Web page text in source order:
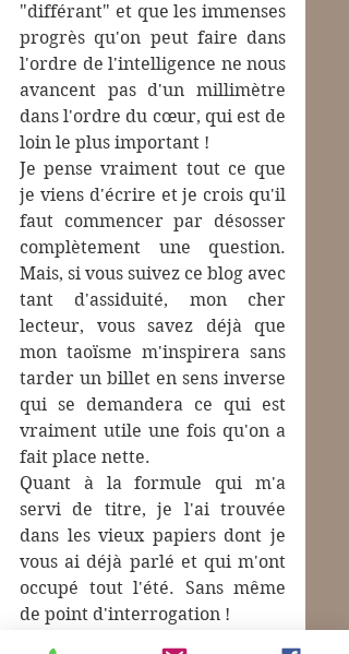
"différant" et que les immenses
progrès qu'on peut faire dans
l'ordre de l'intelligence ne nous
avancent pas d'un millimètre
dans l'ordre du cœur, qui est de
loin le plus important !
Je pense vraiment tout ce que
je viens d'écrire et je crois qu'il
faut commencer par désosser
complètement une question.
Mais, si vous suivez ce blog avec
tant d'assiduité, mon cher
lecteur, vous savez déjà que
mon taoïsme m'inspirera sans
tarder un billet en sens inverse
qui se demandera ce qui est
vraiment utile une fois qu'on a
fait place nette.
Quant à la formule qui m'a
servi de titre, je l'ai trouvée
dans les vieux papiers dont je
vous ai déjà parlé et qui m'ont
occupé tout l'été. Sans même
de point d'interrogation !